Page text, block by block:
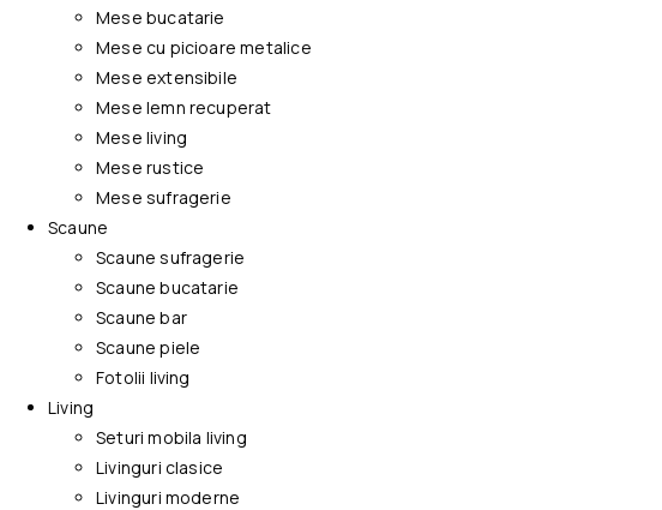
Mese bucatarie
Mese cu picioare metalice
Mese extensibile
Mese lemn recuperat
Mese living
Mese rustice
Mese sufragerie
Scaune
Scaune sufragerie
Scaune bucatarie
Scaune bar
Scaune piele
Fotolii living
Living
Seturi mobila living
Livinguri clasice
Livinguri moderne